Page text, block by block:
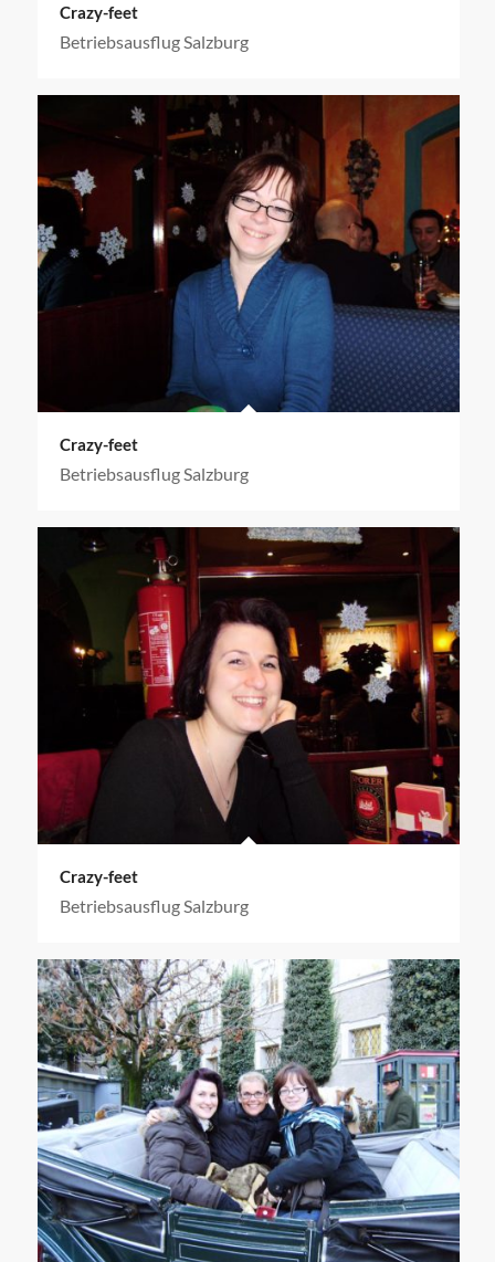
Crazy-feet
Betriebsausflug Salzburg
Crazy-feet
Betriebsausflug Salzburg
Crazy-feet
Betriebsausflug Salzburg